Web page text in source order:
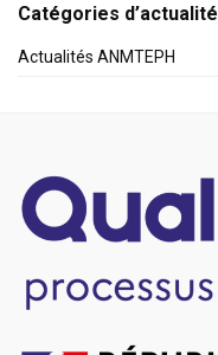
Catégories d’actualité
Actualités ANMTEPH